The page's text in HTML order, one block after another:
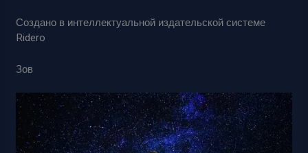
Создано в интеллектуальной издательской системе
Ridero
Зов